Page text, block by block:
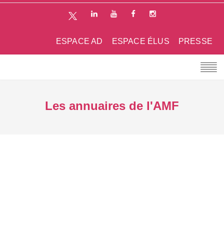
PRESSE
ESPACE ÉLUS
ESPACE AD
Les annuaires de l'AMF